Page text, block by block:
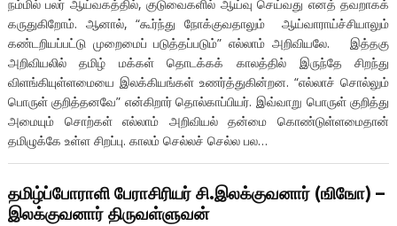
நம்மில் பலர் ஆய்வகத்தில், குடுவைகளில் ஆய்வு செய்வது எனத் தவறாகக்
கருதுகிறோம். ஆனால், “கூர்ந்து நோக்குவதாலும் ஆய்வாராய்ச்சியாலும்
கண்டறியப்பட்டு முறைமைப் படுத்தப்படும்” எல்லாம் அறிவியலே. இத்தகு
அறிவியலில் தமிழ் மக்கள் தொடக்கக் காலத்தில் இருந்தே சிறந்து
விளங்கியுள்ளமையை இலக்கியங்கள் உணர்த்துகின்றன. “எல்லாச் சொல்லும்
பொருள் குறித்தனவே” என்கிறார் தொல்காப்பியர். இவ்வாறு பொருள் குறித்து
அமையும் சொற்கள் எல்லாம் அறிவியல் தன்மை கொண்டுள்ளமைதான்
தமிழுக்கே உள்ள சிறப்பு. காலம் செல்லச் செல்ல பல…
தமிழ்ப்போராளி பேராசிரியர் சி.இலக்குவனார் (ஙிஙோ) –
இலக்குவனார் திருவள்ளுவன்